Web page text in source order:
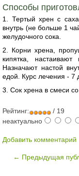
Способы
1. Тертый хрен с
внутрь (не больше 1
желудочного сока.
2. Корни хрена,
кипятка,
Назначают настой
едой. Курс лечения - 7
3. Сок хрена в смеси
Рейтинг:
/ 19
неактуально
Добавить комментарий
← Предыдущая